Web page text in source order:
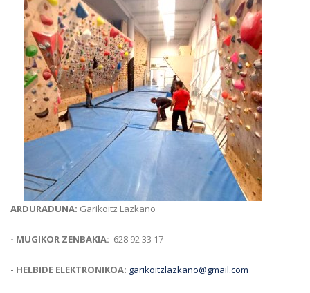
ARDURADUNA: Garikoitz Lazkano
- MUGIKOR ZENBAKIA: 628 92 33 17
- HELBIDE ELEKTRONIKOA: garikoitzlazkano@gmail.com